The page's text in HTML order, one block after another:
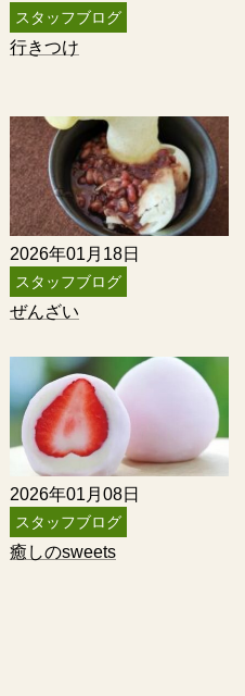
スタッフブログ
行きつけ
2026年01月18日
スタッフブログ
ぜんざい
2026年01月08日
スタッフブログ
癒しのsweets